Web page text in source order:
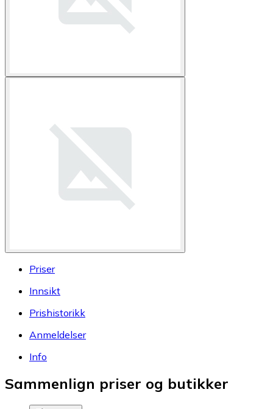
Priser
Innsikt
Prishistorikk
Anmeldelser
Info
Sammenlign priser og butikker